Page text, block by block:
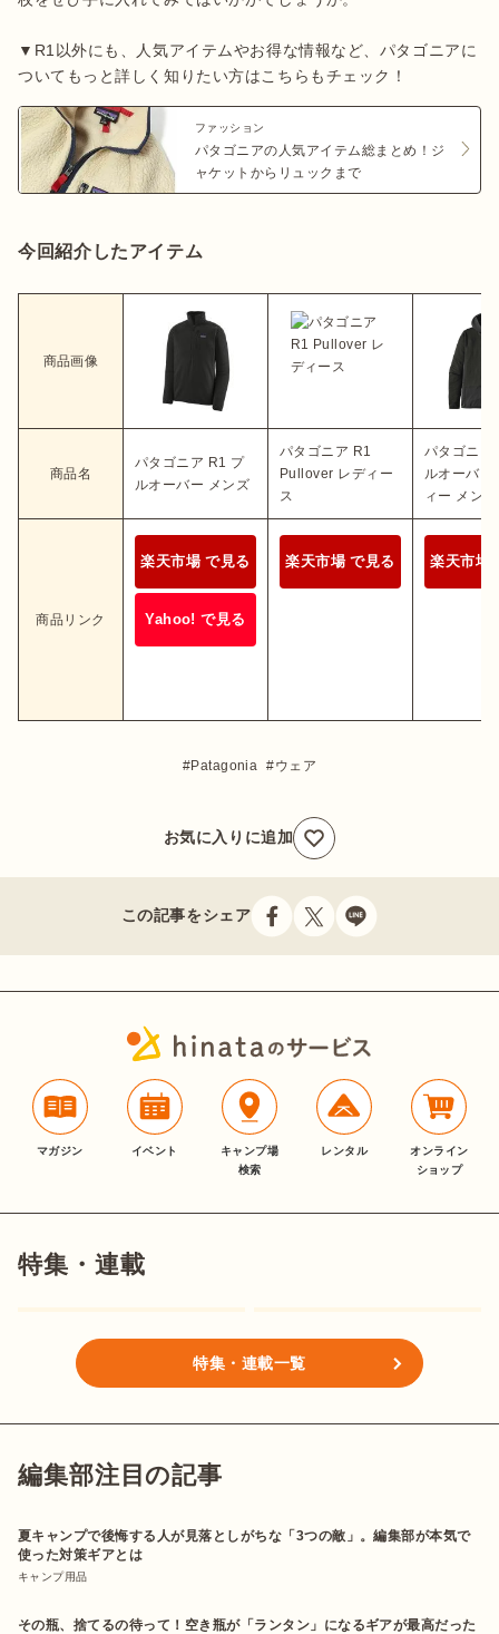
▼R1以外にも、人気アイテムやお得な情報など、パタゴニアに
ついてもっと詳しく知りたい方はこちらもチェック！
ファッション
パタゴニアの人気アイテム総まとめ！ジ
ャケットからリュックまで
今回紹介したアイテム
商品画像
商品名
パタゴニア R1 プ
ルオーバー メンズ
パタゴニア R1
Pullover レディー
ス
パタゴニア
ルオーバー
ィー メンズ
商品リンク
楽天市場 で見る
Yahoo! で見る
楽天市場 で見る 楽天市場
Patagonia ウェア
お気に入りに追加
この記事をシェア
マガジン イベント
キャンプ場
検索
レンタル
オンライン
ショップ
特集・連載
特集・連載一覧
編集部注目の記事
夏キャンプで後悔する人が見落としがちな「3つの敵」。編集部が本気で
使った対策ギアとは
キャンプ用品
その瓶、捨てるの待って！空き瓶が「ランタン」になるギアが最高だった